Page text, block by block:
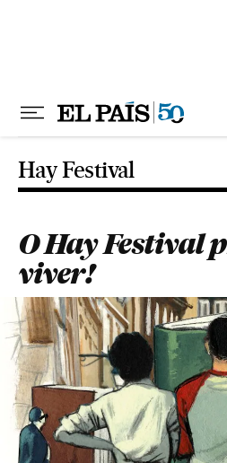
Hay Festival
O Hay Festival
viver!